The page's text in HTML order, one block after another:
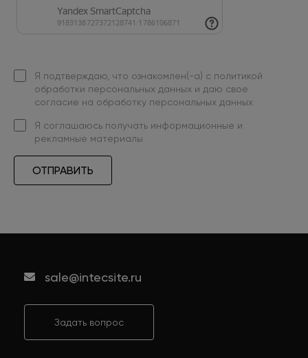
Я подтверждаю, что ознакомлен(-а) с политикой
обработки персональных данных и даю свое
согласие на обработку персональных данных
Я соглашаюсь получать информационные и
рекламные материалы
ОТПРАВИТЬ
sale@intecsite.ru
Задать вопрос